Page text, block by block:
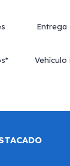
Entrega
Vehículo